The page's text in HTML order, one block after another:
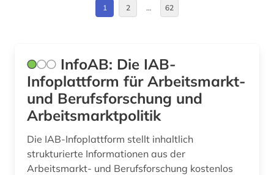
arbeitsmarkt (10)
arbeitsmarktpolitik (1)
arbeitsmarktstatistik (2)
arbeitsmedizin (1)
arbeitsproduktivität (3)
arbeitsrecht (23)
Europa (75)
Finnland (4)
Frankreich (11)
GUS (4)
1 2 … 62
InfoAB: Die IAB-
Infoplattform für Arbeitsmarkt-
und Berufsforschung und
Arbeitsmarktpolitik
Die IAB-Infoplattform stellt inhaltlich
strukturierte Informationen aus der
Arbeitsmarkt- und Berufsforschung kostenlos